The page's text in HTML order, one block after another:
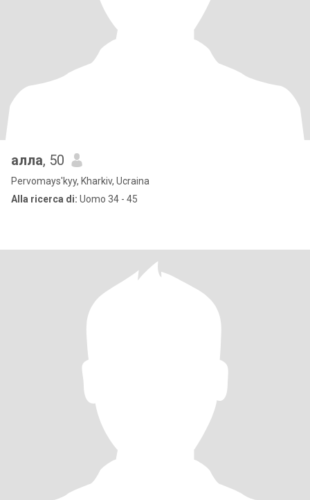
алла, 50
Pervomays'kyy, Kharkiv, Ucraina
Alla ricerca di: Uomo 34 - 45